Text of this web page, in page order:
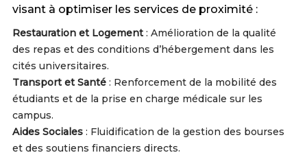
visant à optimiser les services de proximité :
Restauration et Logement: Amélioration de la qualité
des repas et des conditions d’hébergement dans les
cités universitaires.
Transport et Santé: Renforcement de la mobilité des
étudiants et de la prise en charge médicale sur les
campus.
Aides Sociales: Fluidification de la gestion des bourses
et des soutiens financiers directs.